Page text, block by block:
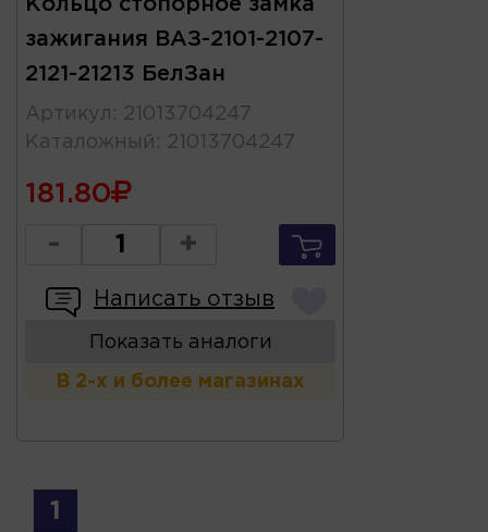
Кольцо стопорное замка
зажигания ВАЗ-2101-2107-
2121-21213 БелЗан
Артикул : 21013704247
Каталожный : 21013704247
181.80
- +
Написать отзыв
Показать аналоги
В 2-х и более магазинах
1